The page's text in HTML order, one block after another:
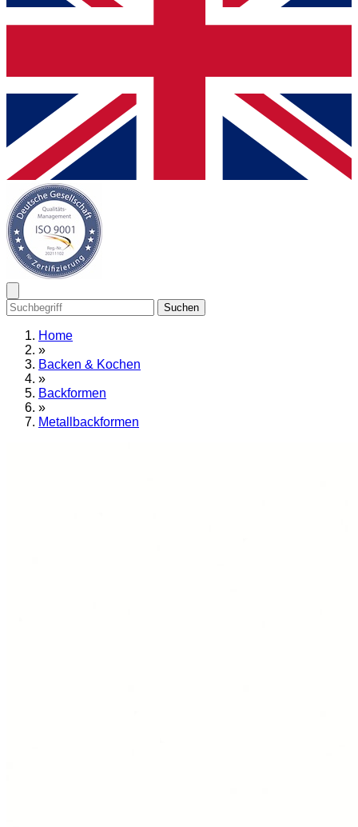
Suchen
Home
»
Backen & Kochen
»
Backformen
»
Metallbackformen